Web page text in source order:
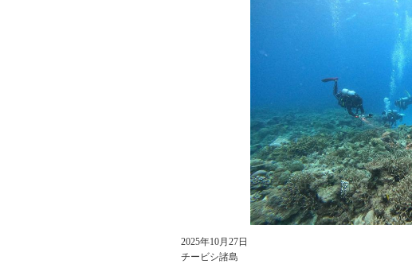
2025年10月27日
チービシ諸島